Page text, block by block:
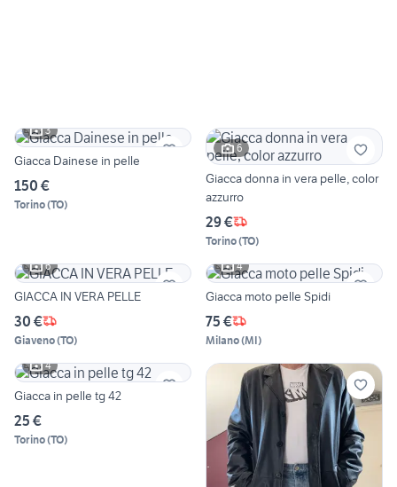
3
Giacca Dainese in pelle
150 €
Torino(TO)
6
Giacca donna in vera pelle, color
azzurro
29 €
Torino(TO)
6
GIACCA IN VERA PELLE
30 €
Giaveno(TO)
4
Giacca moto pelle Spidi
75 €
Milano(MI)
4
Giacca in pelle tg 42
25 €
Torino(TO)